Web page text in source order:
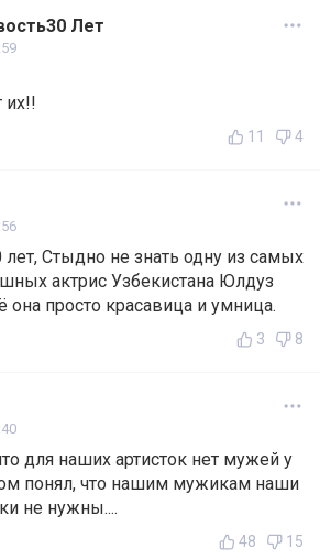
Лет
их!!
11 4
Стыдно не знать одну из самых
актрис Узбекистана Юлдуз
просто красавица и умница.
3 8
для наших артисток нет мужей у
понял, что нашим мужикам наши
не нужны....
48 15